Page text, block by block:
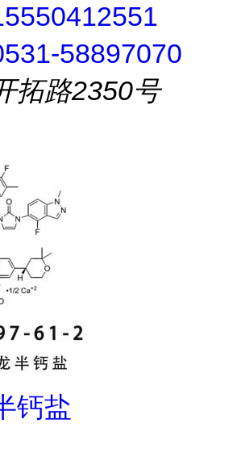
58897070
拓路2350号
钙盐